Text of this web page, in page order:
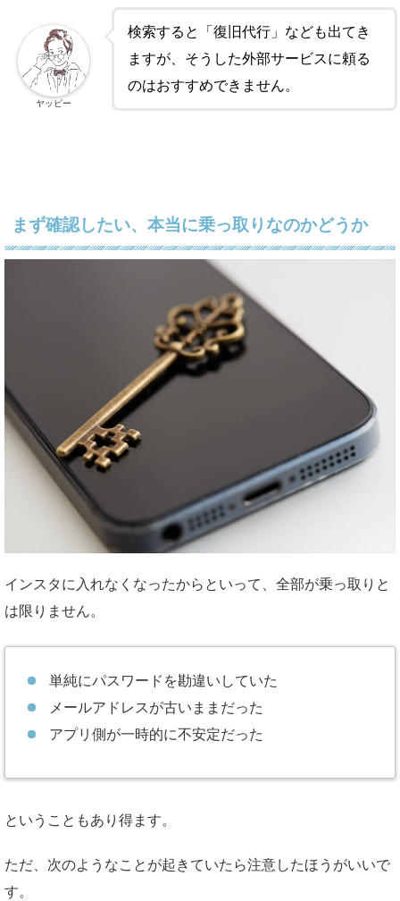
検索すると「復旧代行」なども出てき
ますが、そうした外部サービスに頼る
のはおすすめできません。
ヤッピー
まず確認したい、本当に乗っ取りなのかどうか
インスタに入れなくなったからといって、全部が乗っ取りと
は限りません。
単純にパスワードを勘違いしていた
メールアドレスが古いままだった
アプリ側が一時的に不安定だった
ということもあり得ます。
ただ、次のようなことが起きていたら注意したほうがいいで
す。